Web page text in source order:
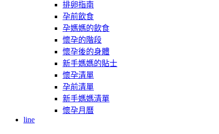
排卵指南
孕前飲食
孕媽媽的飲食
懷孕的階段
懷孕後的身體
新手媽媽的貼士
懷孕清單
孕前清單
新手媽媽清單
懷孕月曆
line